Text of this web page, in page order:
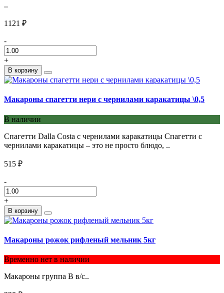
..
1121 ₽
-
+
В корзину
Макароны спагетти нери с чернилами каракатицы \0,5
В наличии
Спагетти Dalla Costa с чернилами каракатицы Спагетти с
чернилами каракатицы – это не просто блюдо, ..
515 ₽
-
+
В корзину
Макароны рожок рифленый мельник 5кг
Временно нет в наличии
Макароны группа В в/с..